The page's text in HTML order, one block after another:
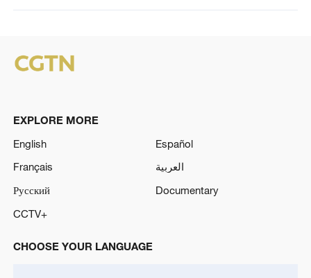
EXPLORE MORE
English
Español
Français
العربية
Русский
Documentary
CCTV+
CHOOSE YOUR LANGUAGE